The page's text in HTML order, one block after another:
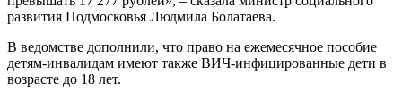
развития Подмосковья Людмила Болатаева.
В ведомстве дополнили, что право на ежемесячное пособие
детям-инвалидам имеют также ВИЧ-инфицированные дети в
возрасте до 18 лет.